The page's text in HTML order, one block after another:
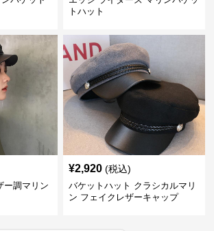
トハット
ー調マリン
¥2,920 (税込)
バケットハット クラシカルマリ
ン フェイクレザーキャップ